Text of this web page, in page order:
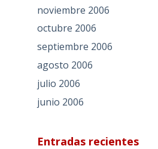
noviembre 2006
octubre 2006
septiembre 2006
agosto 2006
julio 2006
junio 2006
Entradas recientes